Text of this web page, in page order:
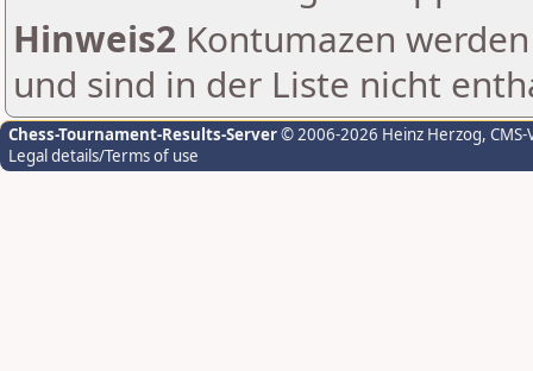
Hinweis2 Kontumazen
und sind in der Liste nicht
Chess-Tournament-Results-Server© 2006-2026 Heinz Herzog,
Legal details/Terms of use